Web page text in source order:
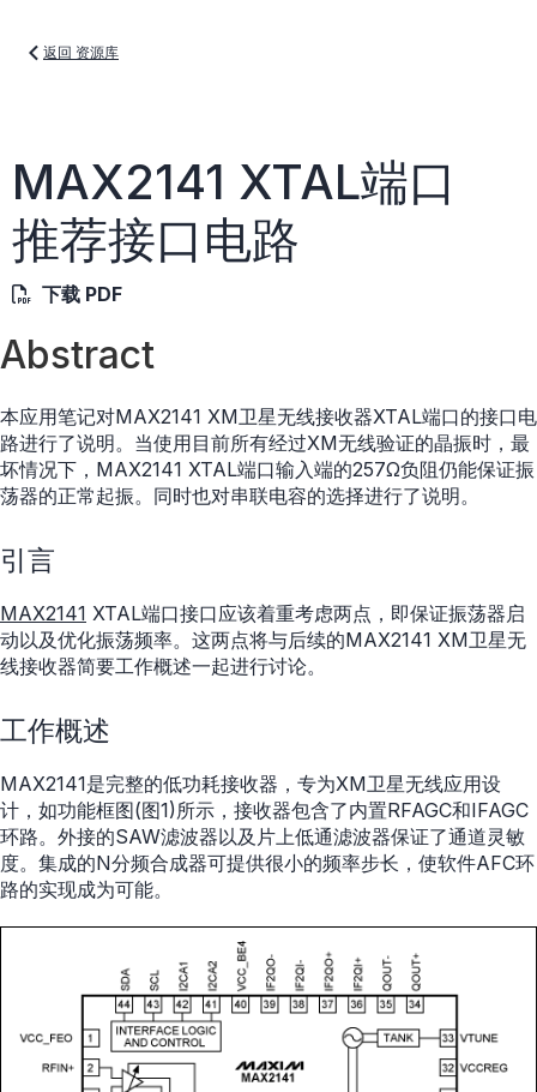
返回 资源库
MAX2141 XTAL端口
推荐接口电路
下载 PDF
Abstract
本应用笔记对MAX2141 XM卫星无线接收器XTAL端口的接口电
路进行了说明。当使用目前所有经过XM无线验证的晶振时，最
坏情况下，MAX2141 XTAL端口输入端的257Ω负阻仍能保证振
荡器的正常起振。同时也对串联电容的选择进行了说明。
引言
MAX2141 XTAL端口接口应该着重考虑两点，即保证振荡器启
动以及优化振荡频率。这两点将与后续的MAX2141 XM卫星无
线接收器简要工作概述一起进行讨论。
工作概述
MAX2141是完整的低功耗接收器，专为XM卫星无线应用设
计，如功能框图(图1)所示，接收器包含了内置RFAGC和IFAGC
环路。外接的SAW滤波器以及片上低通滤波器保证了通道灵敏
度。集成的N分频合成器可提供很小的频率步长，使软件AFC环
路的实现成为可能。